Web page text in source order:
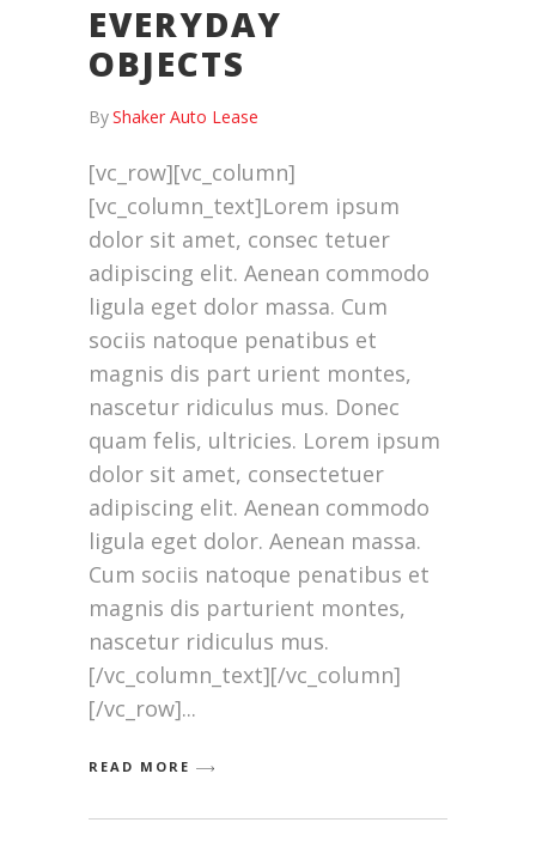
EVERYDAY
OBJECTS
ByShaker Auto Lease
[vc_row][vc_column]
[vc_column_text]Lorem ipsum
dolor sit amet, consec tetuer
adipiscing elit. Aenean commodo
ligula eget dolor massa. Cum
sociis natoque penatibus et
magnis dis part urient montes,
nascetur ridiculus mus. Donec
quam felis, ultricies. Lorem ipsum
dolor sit amet, consectetuer
adipiscing elit. Aenean commodo
ligula eget dolor. Aenean massa.
Cum sociis natoque penatibus et
magnis dis parturient montes,
nascetur ridiculus mus.
[/vc_column_text][/vc_column]
[/vc_row]
READ MORE